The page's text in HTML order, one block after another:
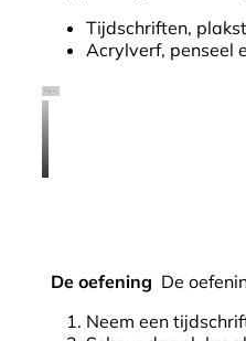
Tijdschriften,
Acrylverf, penseel
De oefening De
Neem een